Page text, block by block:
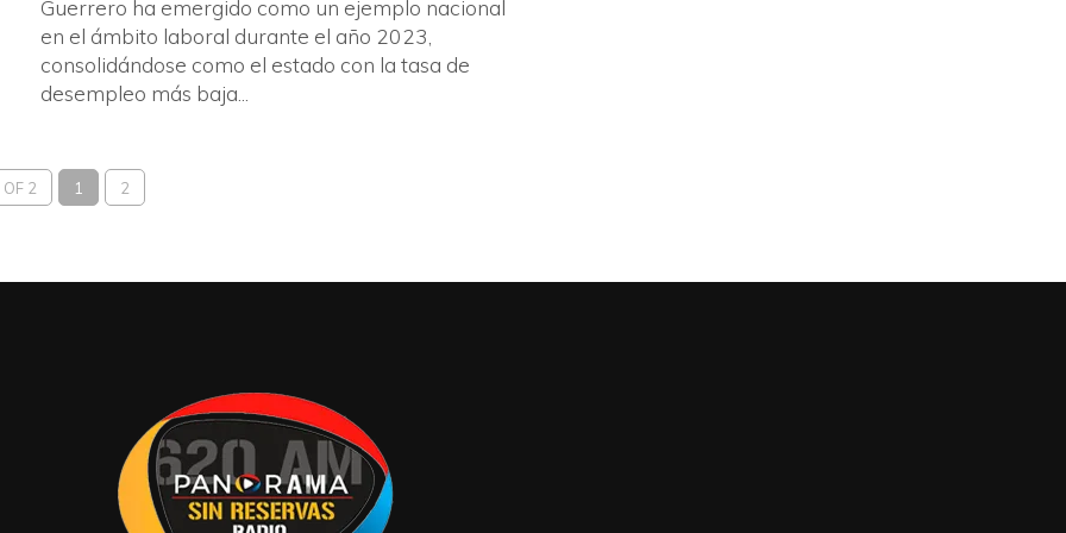
Guerrero ha emergido como un ejemplo nacional
en el ámbito laboral durante el año 2023,
consolidándose como el estado con la tasa de
desempleo más baja...
OF 2 1 2